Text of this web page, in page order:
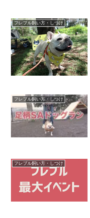
フレブル飼い方・しつけ
フレブル飼い方・しつけ
フレブル飼い方・しつけ